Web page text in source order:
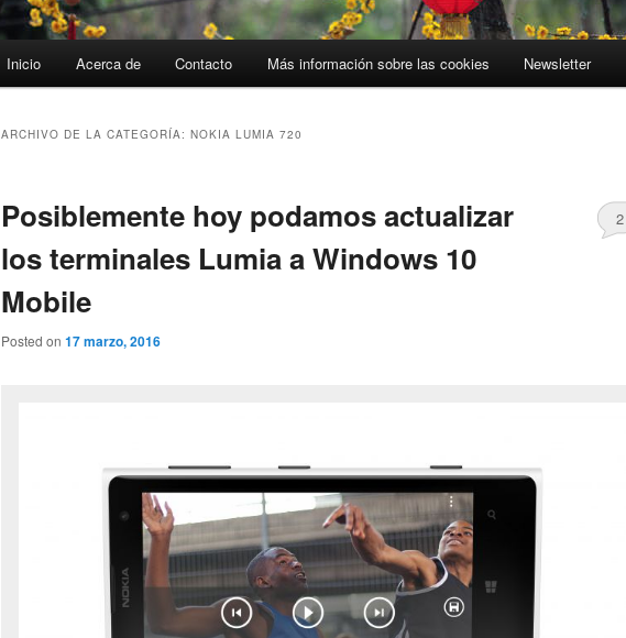
Inicio Acerca de Contacto Más información sobre las cookies Newsletter
ARCHIVO DE LA CATEGORÍA: NOKIA LUMIA 720
Posiblemente hoy podamos actualizar
los terminales Lumia a Windows 10
Mobile
Posted on 17 marzo, 2016
2